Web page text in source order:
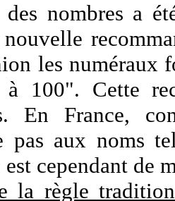
nombres a
les numéraux
à 100". Cette
En France,
pas aux noms
cependant de
la règle